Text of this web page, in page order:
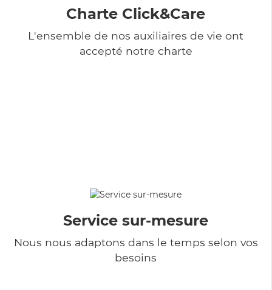
Charte Click&Care
L'ensemble de nos auxiliaires de vie ont
accepté notre charte
Service sur-mesure
Nous nous adaptons dans le temps selon vos
besoins